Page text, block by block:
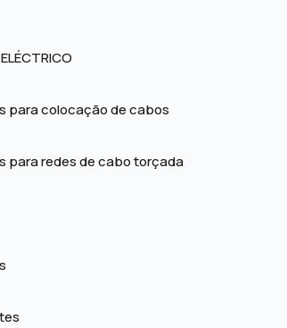
para colocação de cabos
para redes de cabo torçada